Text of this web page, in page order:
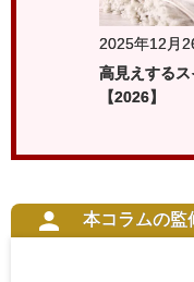
2025年12月
高見えする
【2026】
本コラムの監